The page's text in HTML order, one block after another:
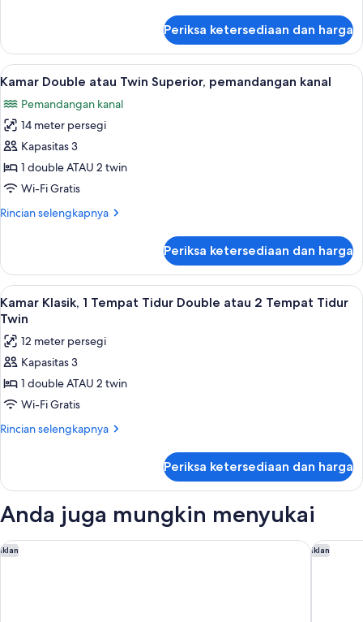
tambahan
Kamar
Double
atau
gedung
tambahan
Periksa ketersediaan dan harga
Lihat
semua
foto
untuk
Kamar
Double
atau
Superior,
Kamar Double atau Twin Superior,
10
Kamar Double atau Twin Superior, pemandangan kanal
Pemandangan kanal
14 meter persegi
Kapasitas 3
1 double ATAU 2 twin
Wi-Fi Gratis
Rincian selengkapnya
Rincian
Kamar
Double
atau
Twin
pemandangan
kanal
Periksa ketersediaan dan harga
Lihat
semua
foto
untuk
Kamar
Klasik,
1
Tempat
atau
Tempat
Tidur
Twin
Kamar Klasik, 1 Tempat Tidur
8
Kamar Klasik, 1 Tempat Tidur Double atau 2 Tempat Tidur
Twin
12 meter persegi
Kapasitas 3
1 double ATAU 2 twin
Wi-Fi Gratis
Rincian selengkapnya
Rincian
Kamar
1
Tidur
Double
Periksa ketersediaan dan harga
Anda juga mungkin menyukai
Iklan
Hotel Canal Grande Iklan
Palazzo